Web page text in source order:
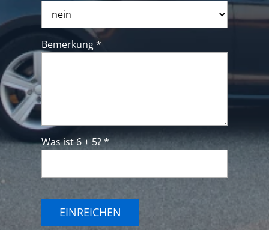
Bemerkung *
Was ist 6 + 5? *
EINREICHEN